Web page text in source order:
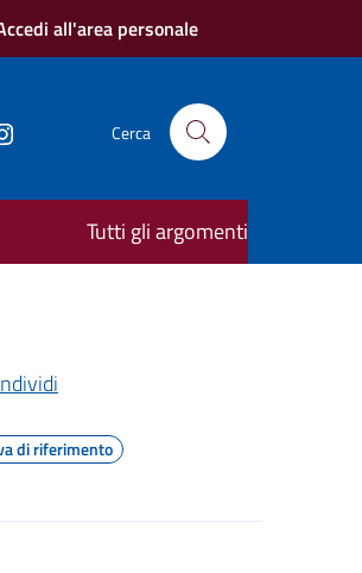
all'area personale
Cerca
Tutti gli argomenti
di riferimento